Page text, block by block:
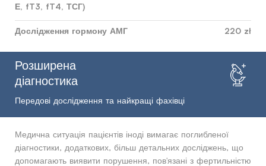
Е, fT3, fT4, ТСГ)
Дослідження гормону АМГ 220 zł
Розширена
діагностика
Передові дослідження та найкращі фахівці
Медична ситуація пацієнтів іноді вимагає поглибленої
діагностики, додаткових, більш детальних досліджень, що
допомагають виявити порушення, пов'язані з фертильністю